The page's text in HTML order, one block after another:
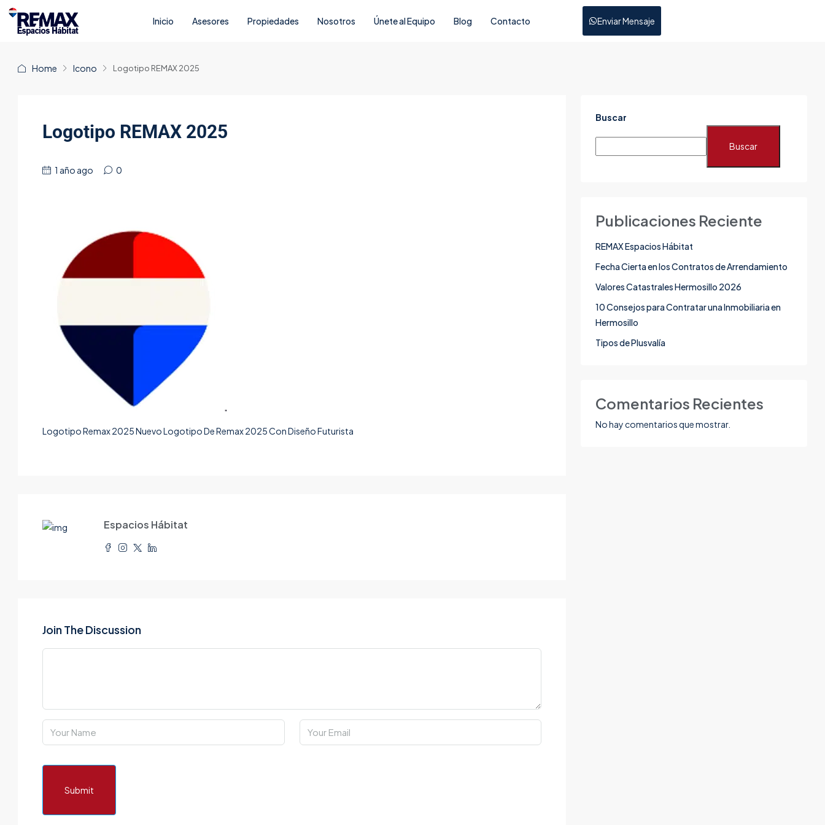
Inicio Asesores Propiedades Nosotros Únete al Equipo Blog Contacto Enviar Mensaje
Home Icono Logotipo REMAX 2025
Logotipo REMAX 2025
1 año ago 0
Logotipo Remax 2025 Nuevo Logotipo De Remax 2025 Con Diseño Futurista
Espacios Hábitat
Join The Discussion
Submit
Buscar
Buscar
Publicaciones Reciente
REMAX Espacios Hábitat
Fecha Cierta en los Contratos de Arrendamiento
Valores Catastrales Hermosillo 2026
10 Consejos para Contratar una Inmobiliaria en
Hermosillo
Tipos de Plusvalía
Comentarios Recientes
No hay comentarios que mostrar.